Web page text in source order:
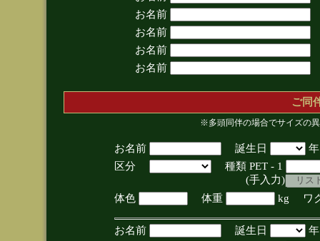
お名前
お名前
お名前
お名前
ご同
※多頭同伴の場合でサイズの
お名前 誕生日
区分
種類 PET - 1
(手入力)
体色
体重 kg ワ
お名前 誕生日